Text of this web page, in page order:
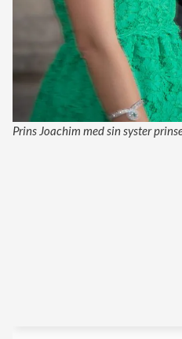
Prins Joachim med sin syster